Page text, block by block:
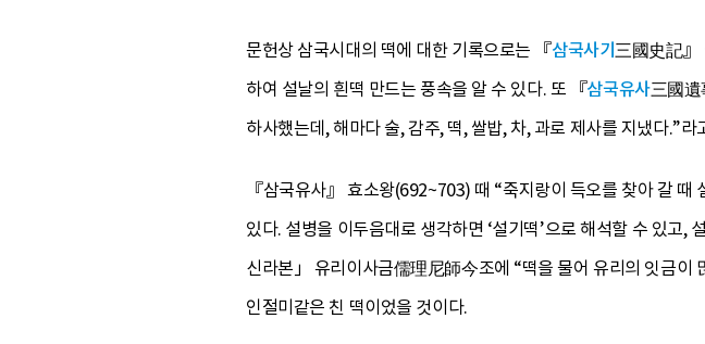
문헌상 삼국시대의 떡에 대한 기록으로는 『삼국사기三國史記』
하여 설날의 흰떡 만드는 풍속을 알 수 있다. 또 『삼국유사三國遺
하사했는데, 해마다 술, 감주, 떡, 쌀밥, 차, 과로 제사를 지냈다.”
『삼국유사』 효소왕(692~703) 때 “죽지랑이 득오를 찾아 갈
있다. 설병을 이두음대로 생각하면 ‘설기떡’으로 해석할 수 있고,
신라본」 유리이사금儒理尼師今조에 “떡을 물어 유리의 잇금이
인절미같은 친 떡이었을 것이다.